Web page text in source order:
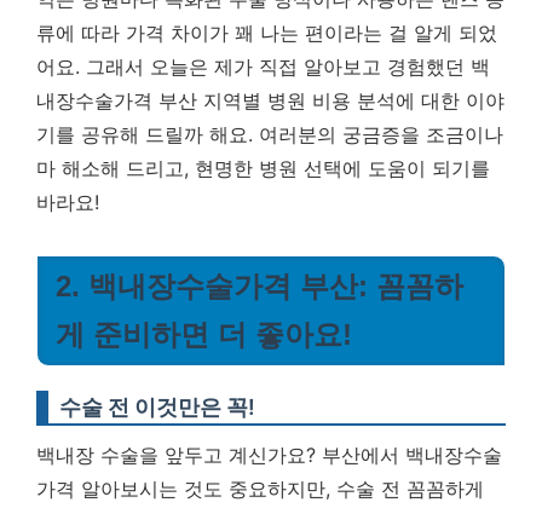
류에 따라 가격 차이가 꽤 나는 편이라는 걸 알게 되었
어요. 그래서 오늘은 제가 직접 알아보고 경험했던 백
내장수술가격 부산 지역별 병원 비용 분석에 대한 이야
기를 공유해 드릴까 해요. 여러분의 궁금증을 조금이나
마 해소해 드리고, 현명한 병원 선택에 도움이 되기를
바라요!
2. 백내장수술가격 부산: 꼼꼼하
게 준비하면 더 좋아요!
수술 전 이것만은 꼭!
백내장 수술을 앞두고 계신가요? 부산에서 백내장수술
가격 알아보시는 것도 중요하지만, 수술 전 꼼꼼하게